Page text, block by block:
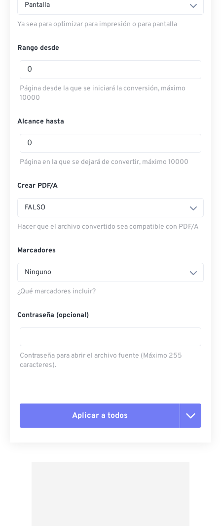
Pantalla
Ya sea para optimizar para impresión o para pantalla
Rango desde
Página desde la que se iniciará la conversión, máximo
10000
Alcance hasta
Página en la que se dejará de convertir, máximo 10000
Crear PDF/A
FALSO
Hacer que el archivo convertido sea compatible con PDF/A
Marcadores
Ninguno
¿Qué marcadores incluir?
Contraseña (opcional)
Contraseña para abrir el archivo fuente (Máximo 255
caracteres).
Aplicar a todos